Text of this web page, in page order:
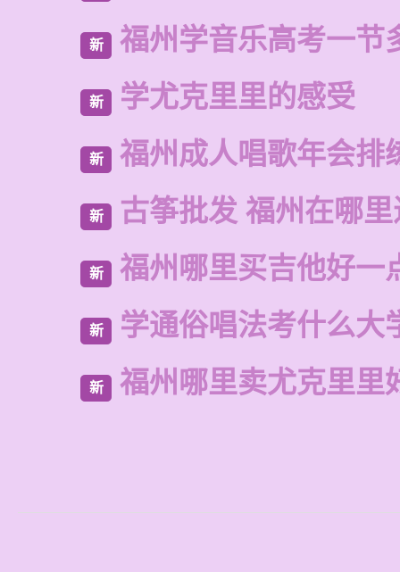
新 福州学音乐高考一节
新 学尤克里里的感受
新 福州成人唱歌年会排
新 古筝批发 福州在哪
新 福州哪里买吉他好一
新 学通俗唱法考什么大
新 福州哪里卖尤克里里